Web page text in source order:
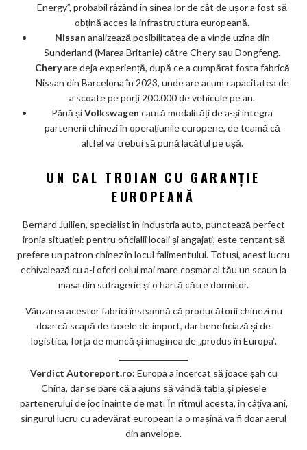
Energy”, probabil râzând în sinea lor de cât de ușor a fost să
obțină acces la infrastructura europeană.
Nissan analizează posibilitatea de a vinde uzina din
Sunderland (Marea Britanie) către Chery sau Dongfeng.
Cheryare deja experiență, după ce a cumpărat fosta fabrică
Nissan din Barcelona în 2023, unde are acum capacitatea de
a scoate pe porți 200.000 de vehicule pe an.
Până șiVolkswagen caută modalități de a-și integra
partenerii chinezi în operațiunile europene, de teamă că
altfel va trebui să pună lacătul pe ușă.
UN CAL TROIAN CU GARANȚIE
EUROPEANĂ
Bernard Jullien, specialist în industria auto, punctează perfect
ironia situației: pentru oficialii locali și angajați, este tentant să
prefere un patron chinez în locul falimentului. Totuși, acest lucru
echivalează cu a-i oferi celui mai mare coșmar al tău un scaun la
masa din sufragerie și o hartă către dormitor.
Vânzarea acestor fabrici înseamnă că producătorii chinezi nu
doar că scapă de taxele de import, dar beneficiază și de
logistica, forța de muncă și imaginea de „produs în Europa”.
Verdict Autoreport.ro: Europa a încercat să joace șah cu
China, dar se pare că a ajuns să vândă tabla și piesele
partenerului de joc înainte de mat. În ritmul acesta, în câțiva ani,
singurul lucru cu adevărat european la o mașină va fi doar aerul
din anvelope.